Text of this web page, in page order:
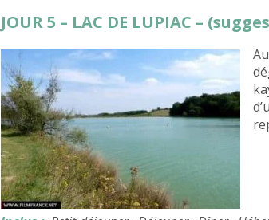
JOUR 5 – LAC DE LUPIAC –